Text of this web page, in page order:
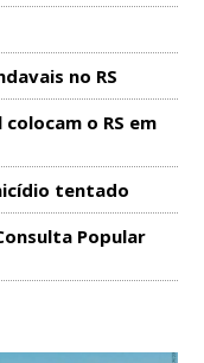
no RS
o RS em
tentado
Popular